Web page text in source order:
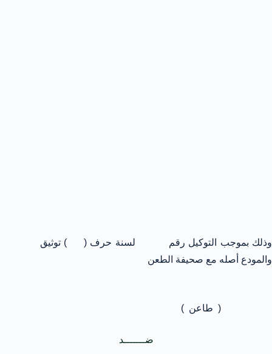
وذلك بموجب التوكيل رقم لسنة حرف ( ) توثيق
والمودع أصله مع صحيفة الطعن
( طاعن )
ضـــــــد